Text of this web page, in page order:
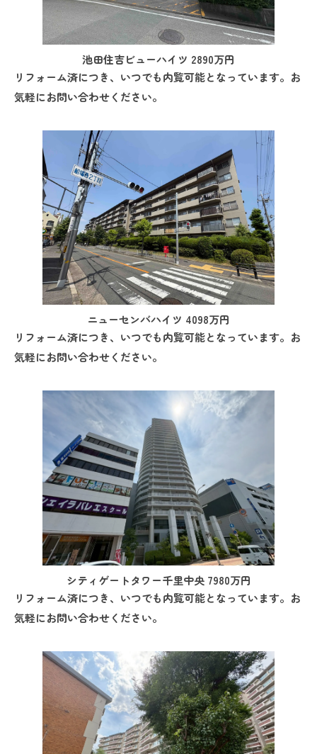
池田住吉ビューハイツ 2890万円
リフォーム済につき、いつでも内覧可能となっています。お
気軽にお問い合わせください。
ニューセンバハイツ 4098万円
リフォーム済につき、いつでも内覧可能となっています。お
気軽にお問い合わせください。
シティゲートタワー千里中央 7980万円
リフォーム済につき、いつでも内覧可能となっています。お
気軽にお問い合わせください。